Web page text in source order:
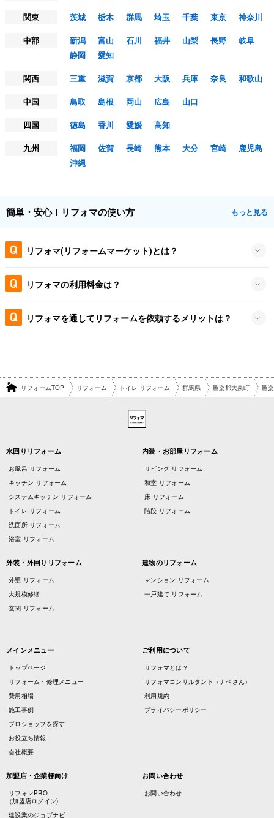
関東
茨城 栃木 群馬 埼玉 千葉 東京
神奈川
中部
新潟 富山 石川 福井 山梨 長野
岐阜
静岡
愛知
関西
三重 滋賀 京都 大阪 兵庫 奈良
和歌山
中国
鳥取 島根 岡山 広島
山口
四国
徳島 香川 愛媛
高知
九州
福岡 佐賀 長崎 熊本 大分 宮崎
鹿児島
沖縄
簡単・安心！リフォマの使い方 もっと見る
リフォマ(リフォームマーケット)とは？
リフォマの利用料金は？
リフォマを通してリフォームを依頼するメリットは？
リフォームTOP リフォーム トイレ リフォーム 群馬県 邑楽郡大泉町 邑
水回りリフォーム
お風呂 リフォーム
キッチン リフォーム
システムキッチン リフォーム
トイレ リフォーム
洗面所 リフォーム
浴室 リフォーム
内装・お部屋リフォーム
リビング リフォーム
和室 リフォーム
床 リフォーム
階段 リフォーム
外装・外回りリフォーム
外壁 リフォーム
大規模修繕
玄関 リフォーム
建物のリフォーム
マンション リフォーム
一戸建て リフォーム
メインメニュー
トップページ
リフォーム・修理メニュー
費用相場
施工事例
プロショップを探す
お役立ち情報
会社概要
ご利用について
リフォマとは？
リフォマコンサルタント（ナベさん）
利用規約
プライバシーポリシー
加盟店・企業様向け
リフォマPRO
（加盟店ログイン)
建設業のジョブナビ
お問い合わせ
お問い合わせ